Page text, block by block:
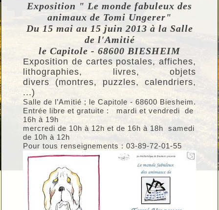
Exposition " Le monde fabuleux des
animaux de Tomi Ungerer"
Du 15 mai au 15 juin 2013 à la Salle
de l'Amitié
le Capitole - 68600 BIESHEIM
Exposition de cartes postales, affiches,
lithographies, livres, objets
divers (montres, puzzles, calendriers,
...)
Salle de l’Amitié ; le Capitole - 68600 Biesheim.
Entrée libre et gratuite : mardi et vendredi de
16h à 19h
mercredi de 10h à 12h et de 16h à 18h samedi
de 10h à 12h
Pour tous renseignements : 03-89-72-01-55